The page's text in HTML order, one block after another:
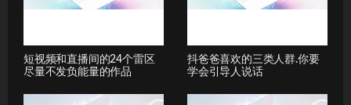
短视频和直播间的24个雷区
尽量不发负能量的作品
抖爸爸喜欢的三类人群.你要
学会引导人说话